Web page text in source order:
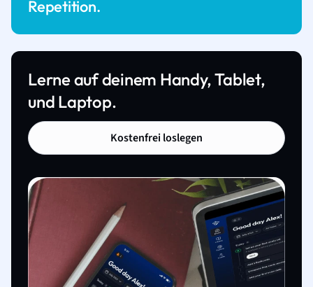
Repetition.
Lerne auf deinem Handy, Tablet,
und Laptop.
Kostenfrei loslegen